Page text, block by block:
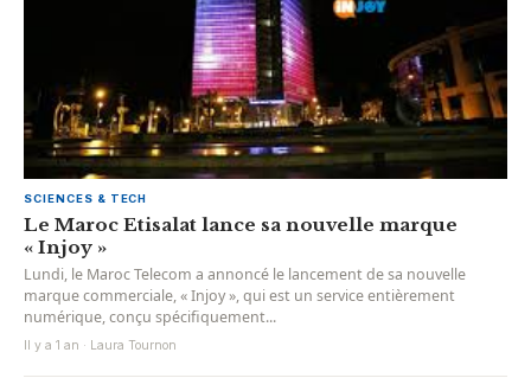
SCIENCES & TECH
Le Maroc Etisalat lance sa nouvelle marque
« Injoy »
Lundi, le Maroc Telecom a annoncé le lancement de sa nouvelle
marque commerciale, « Injoy », qui est un service entièrement
numérique, conçu spécifiquement...
Il y a 1 an · Laura Tournon